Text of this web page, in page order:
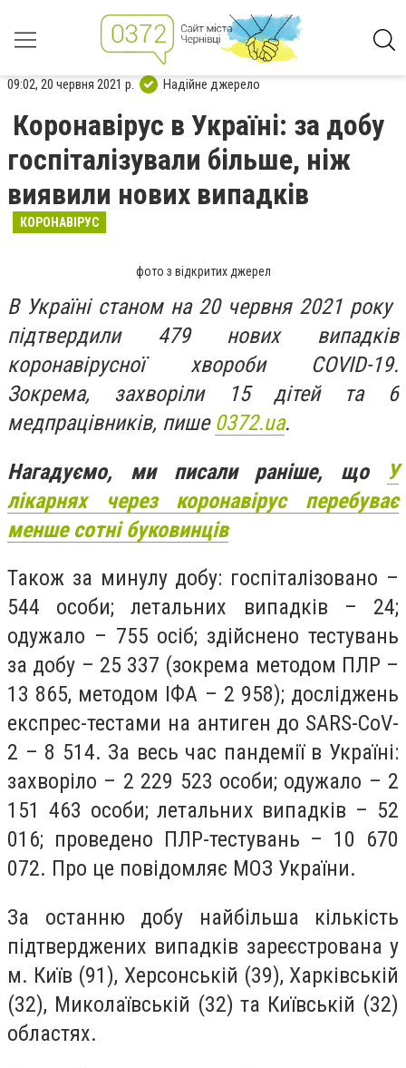
09:02, 20 червня 2021 р. Надійне джерело
Коронавірус в Україні: за добу
госпіталізували більше, ніж
виявили нових випадків
КОРОНАВІРУС
фото з відкритих джерел
В Україні станом на 20 червня 2021 року ​​
підтвердили 479 нових випадків
коронавірусної хвороби COVID-19.
Зокрема, захворіли 15 дітей та 6
медпрацівників, пише 0372.ua.
Нагадуємо, ми писали раніше, що
У
лікарнях через коронавірус перебуває
менше сотні буковинців
Також за минулу добу: госпіталізовано –
544 особи; летальних випадків – 24;
одужало – 755 осіб; здійснено тестувань
за добу – 25 337 (зокрема методом ПЛР –
13 865, методом ІФА – 2 958); досліджень
експрес-тестами на антиген до SARS-CoV-
2 – 8 514. За весь час пандемії в Україні:
захворіло – 2 229 523 особи; одужало – 2
151 463 особи; летальних випадків – 52
016; проведено ПЛР-тестувань – 10 670
072. Про це повідомляє МОЗ України.
За останню добу найбільша кількість
підтверджених випадків зареєстрована у
м. Київ (91), Херсонській (39), Харківській
(32), Миколаївській (32) та Київській (32)
областях.